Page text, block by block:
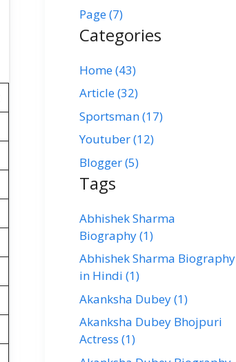
Page (7)
Categories
Home (43)
Article (32)
Sportsman (17)
Youtuber (12)
Blogger (5)
Tags
Abhishek Sharma
Biography (1)
Abhishek Sharma Biography
in Hindi (1)
Akanksha Dubey (1)
Akanksha Dubey Bhojpuri
Actress (1)